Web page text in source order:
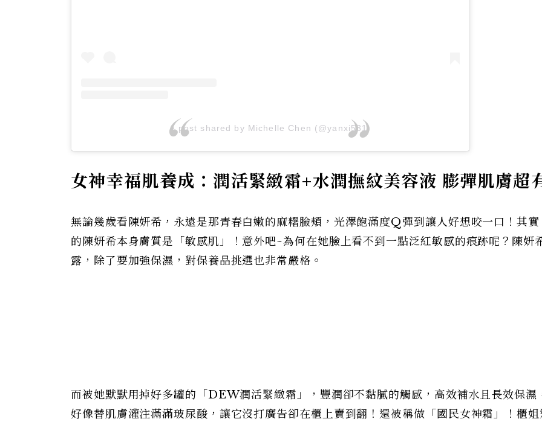
A post shared by Michelle Chen (@yanxi531)
女神幸福肌養成：潤活緊緻霜+水潤撫紋美容液 膨彈肌膚超
無論幾歲看陳妍希，永遠是那青春白嫩的麻糬臉頰，光澤飽滿度Q彈到讓人好想咬一口！其
的陳妍希本身膚質是「敏感肌」！意外吧~為何在她臉上看不到一點泛紅敏感的痕跡呢？陳妍
露，除了要加強保濕，對保養品挑選也非常嚴格。
而被她默默用掉好多罐的「DEW潤活緊緻霜」，豐潤卻不黏膩的觸感，高效補水且長效保濕
好像替肌膚灌注滿滿玻尿酸，讓它沒打廣告卻在櫃上賣到翻！還被稱做「國民女神霜」！櫃